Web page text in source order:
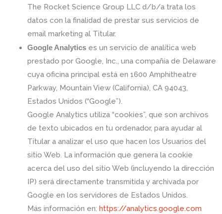
The Rocket Science Group LLC d/b/a trata los
datos con la finalidad de prestar sus servicios de
email marketing al Titular.
Google Analytics es un servicio de analítica web
prestado por Google, Inc., una compañía de Delaware
cuya oficina principal está en 1600 Amphitheatre
Parkway, Mountain View (California), CA 94043,
Estados Unidos (“Google”).
Google Analytics utiliza “cookies”, que son archivos
de texto ubicados en tu ordenador, para ayudar al
Titular a analizar el uso que hacen los Usuarios del
sitio Web. La información que genera la cookie
acerca del uso del sitio Web (incluyendo la dirección
IP) será directamente transmitida y archivada por
Google en los servidores de Estados Unidos.
Más información en: https://analytics.google.com